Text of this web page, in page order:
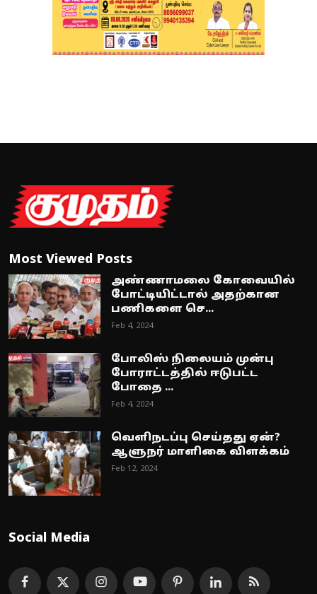
Most Viewed Posts
அண்ணாமலை கோவையில்
போட்டியிட்டால் அதற்கான
பணிகளை செ...
Feb 4, 2024
போலிஸ் நிலையம் முன்பு
போராட்டத்தில் ஈடுபட்ட
போதை ...
Feb 4, 2024
வெளிநடப்பு செய்தது ஏன்?
ஆளுநர் மாளிகை விளக்கம்
Feb 12, 2024
Social Media